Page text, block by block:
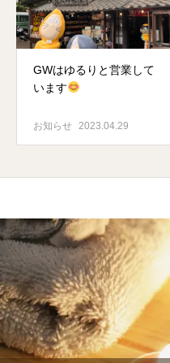
GWはゆるりと営業して
います
お知らせ 2023.04.29